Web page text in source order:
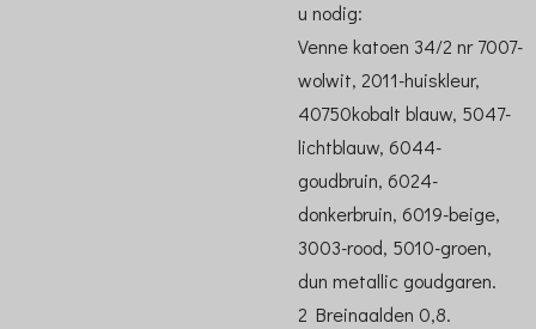
u nodig:
Venne katoen 34/2 nr 7007-
wolwit, 2011-huiskleur,
40750kobalt blauw, 5047-
lichtblauw, 6044-
goudbruin, 6024-
donkerbruin, 6019-beige,
3003-rood, 5010-groen,
dun metallic goudgaren.
2 Breinaalden 0,8.